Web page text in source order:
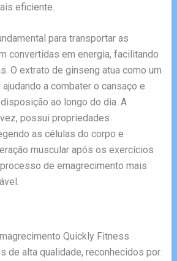
eficiente.
para transportar as
convertidas em energia, facilitando
O extrato de ginseng atua como um
a combater o cansaço e
ao longo do dia. A
possui propriedades
as células do corpo e
muscular após os exercícios
de emagrecimento mais
Quickly Fitness
de alta qualidade, reconhecidos por